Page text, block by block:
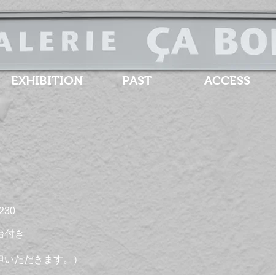
EXHIBITION PAST ACCESS
付き
ただきます。）